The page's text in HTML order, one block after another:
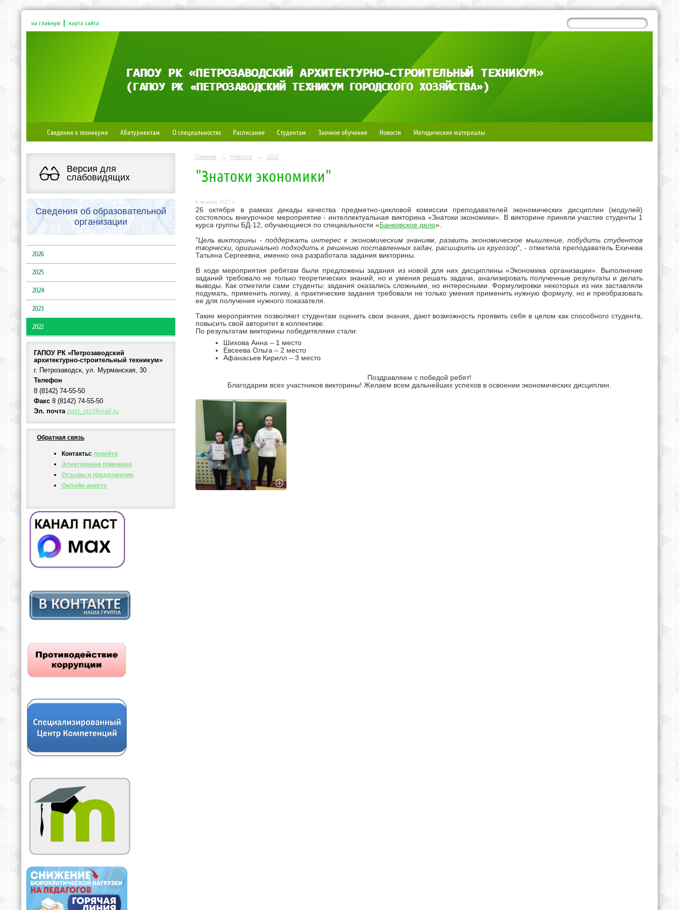
на главную карта сайта
Сведения о техникуме Абитуриентам О специальностях Расписание Студентам Заочное обучение Новости Методические материалы
Версия для
слабовидящих
Сведения об образовательной
организации
2026
2025
2024
2023
2022
ГАПОУ РК «Петрозаводский
архитектурно-строительный техникум»
г. Петрозаводск, ул. Мурманская, 30
Телефон
8 (8142) 74-55-50
Факс 8 (8142) 74-55-50
Эл. почта past_ptz@mail.ru
Обратная связь
Контакты: перейти
Электронная приемная
Отзывы и предложения
Онлайн-анкета
Главная → Новости → 2022
"Знатоки экономики"
6 ноября 2022 г.
26 октября в рамках декады качества предметно-цикловой комиссии преподавателей экономических дисциплин (модулей)
состоялось внеурочное мероприятие - интеллектуальная викторина «Знатоки экономики». В викторине приняли участие студенты 1
курса группы БД-12, обучающиеся по специальности «Банковское дело».
"Цель викторины - поддержать интерес к экономическим знаниям, развить экономическое мышление,
побудить студентов
творчески, оригинально подходить к решению поставленных задач, расширить их кругозор", - отметила преподаватель Ехичева
Татьяна Сергеевна, именно она разработала задания викторины.
В ходе мероприятия ребятам были предложены задания из новой для них дисциплины «Экономика организации». Выполнение
заданий требовало не только теоретических знаний, но и умения решать задачи, анализировать полученные результаты и делать
выводы. Как отметили сами студенты: задания оказались сложными, но интересными. Формулировки некоторых из них заставляли
подумать, применить логику, а практические задания требовали не только умения применить нужную формулу, но и преобразовать
ее для получения нужного показателя.
Такие мероприятия позволяют студентам оценить свои знания, дают возможность проявить себя в целом как способного студента,
повысить свой авторитет в коллективе.
По результатам викторины победителями стали:
Шихова Анна – 1 место
Евсеева Ольга – 2 место
Афанасьев Кирилл – 3 место
Поздравляем с победой ребят!
Благодарим всех участников викторины! Желаем всем дальнейших успехов в освоении экономических дисциплин.